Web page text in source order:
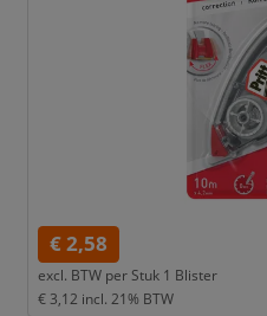
€ 2,58
excl. BTW per Stuk 1 Blister
€ 3,12 incl. 21% BTW